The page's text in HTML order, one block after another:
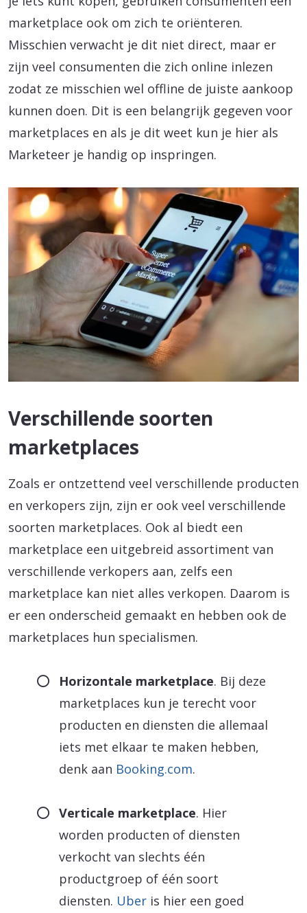
marketplace ook om zich te oriënteren.
Misschien verwacht je dit niet direct, maar er
zijn veel consumenten die zich online inlezen
zodat ze misschien wel offline de juiste aankoop
kunnen doen. Dit is een belangrijk gegeven voor
marketplaces en als je dit weet kun je hier als
Marketeer je handig op inspringen.
Verschillende soorten
marketplaces
Zoals er ontzettend veel verschillende producten
en verkopers zijn, zijn er ook veel verschillende
soorten marketplaces. Ook al biedt een
marketplace een uitgebreid assortiment van
verschillende verkopers aan, zelfs een
marketplace kan niet alles verkopen. Daarom is
er een onderscheid gemaakt en hebben ook de
marketplaces hun specialismen.
Horizontale marketplace. Bij deze
marketplaces kun je terecht voor
producten en diensten die allemaal
iets met elkaar te maken hebben,
denk aan Booking.com.
Verticale marketplace. Hier
worden producten of diensten
verkocht van slechts één
productgroep of één soort
diensten. Uber is hier een goed